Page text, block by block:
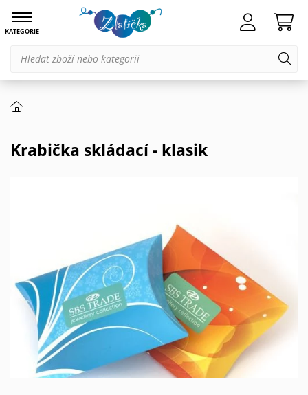
KATEGORIE
Krabička skládací - klasik